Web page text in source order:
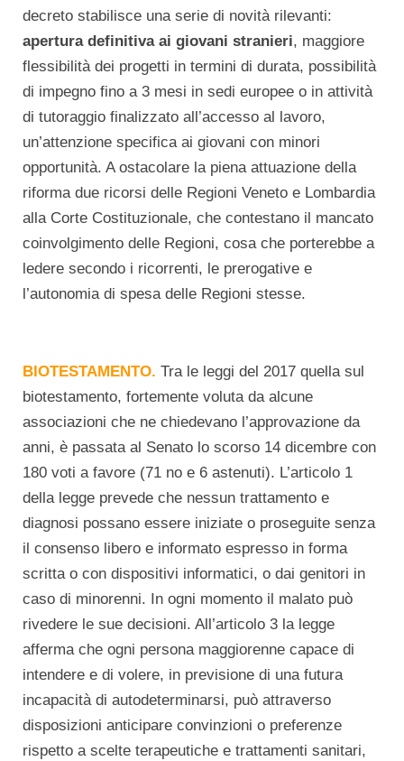
decreto stabilisce una serie di novità rilevanti:
apertura definitiva ai giovani stranieri, maggiore
flessibilità dei progetti in termini di durata, possibilità
di impegno fino a 3 mesi in sedi europee o in attività
di tutoraggio finalizzato all’accesso al lavoro,
un’attenzione specifica ai giovani con minori
opportunità. A ostacolare la piena attuazione della
riforma due ricorsi delle Regioni Veneto e Lombardia
alla Corte Costituzionale, che contestano il mancato
coinvolgimento delle Regioni, cosa che porterebbe a
ledere secondo i ricorrenti, le prerogative e
l’autonomia di spesa delle Regioni stesse.
BIOTESTAMENTO. Tra le leggi del 2017 quella sul
biotestamento, fortemente voluta da alcune
associazioni che ne chiedevano l’approvazione da
anni, è passata al Senato lo scorso 14 dicembre con
180 voti a favore (71 no e 6 astenuti). L’articolo 1
della legge prevede che nessun trattamento e
diagnosi possano essere iniziate o proseguite senza
il consenso libero e informato espresso in forma
scritta o con dispositivi informatici, o dai genitori in
caso di minorenni. In ogni momento il malato può
rivedere le sue decisioni. All’articolo 3 la legge
afferma che ogni persona maggiorenne capace di
intendere e di volere, in previsione di una futura
incapacità di autodeterminarsi, può attraverso
disposizioni anticipare convinzioni o preferenze
rispetto a scelte terapeutiche e trattamenti sanitari,